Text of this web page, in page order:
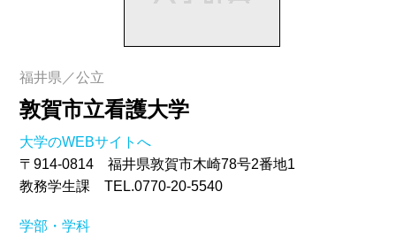
福井県／公立
敦賀市立看護大学
大学のWEBサイトへ
〒914-0814 福井県敦賀市木崎78号2番地1
教務学生課 TEL.0770-20-5540
学部・学科